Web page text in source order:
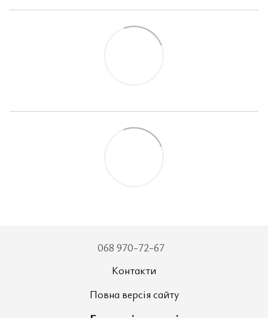
068 970-72-67
Контакти
Повна версія сайту